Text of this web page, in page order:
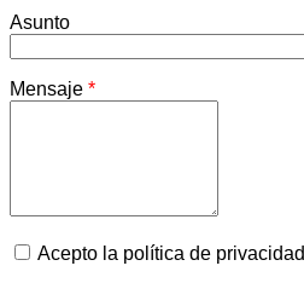
Asunto
Mensaje *
Acepto la política de privacidad